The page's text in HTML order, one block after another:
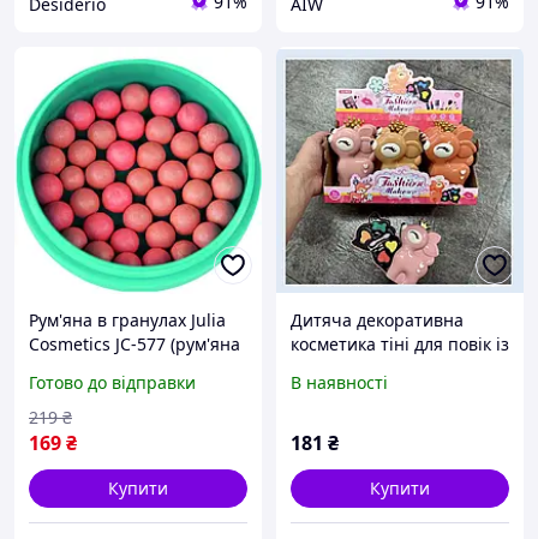
Рум'яна в гранулах Julia
Cosmetics JС-577 (рум'яна
Готово до відправки
169₴
219 ₴
Купити
Дитяча декоративна
косметика тіні для повік із
створення яскравого
В наявності
181 ₴
Купити